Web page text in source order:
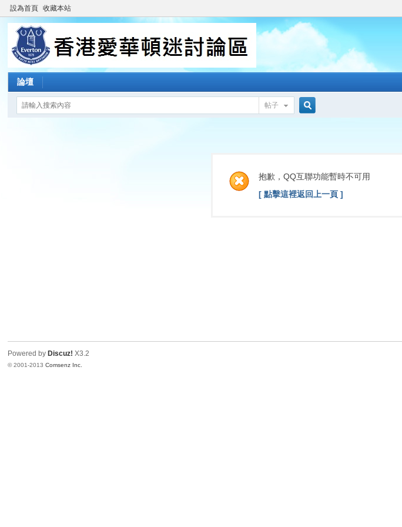
設為首頁 收藏本站
論壇
帖子
索
抱歉，QQ互聯功能暫時不可用
[ 點擊這裡返回上一頁 ]
Powered by Discuz! X3.2
© 2001-2013Comsenz Inc.